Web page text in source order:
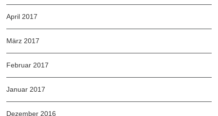
April 2017
März 2017
Februar 2017
Januar 2017
Dezember 2016